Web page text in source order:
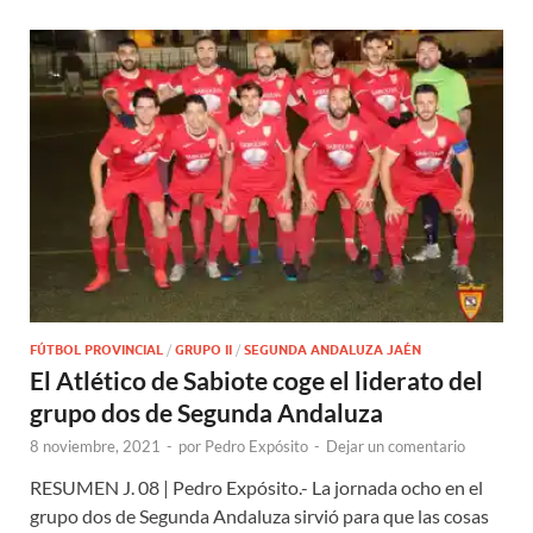
FÚTBOL PROVINCIAL / GRUPO II / SEGUNDA ANDALUZA JAÉN
El Atlético de Sabiote coge el liderato del
grupo dos de Segunda Andaluza
8 noviembre, 2021 - por Pedro Expósito - Dejar un comentario
RESUMEN J. 08 | Pedro Expósito.- La jornada ocho en el
grupo dos de Segunda Andaluza sirvió para que las cosas